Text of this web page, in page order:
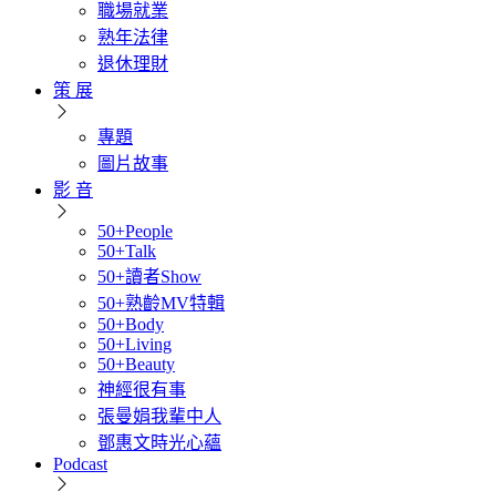
職場就業
熟年法律
退休理財
策 展
專題
圖片故事
影 音
50+People
50+Talk
50+讀者Show
50+熟齡MV特輯
50+Body
50+Living
50+Beauty
神經很有事
張曼娟我輩中人
鄧惠文時光心蘊
Podcast